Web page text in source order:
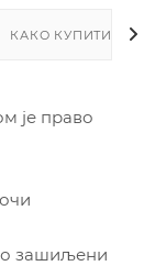
КАКО КУПИТИ
је право
зашиљени